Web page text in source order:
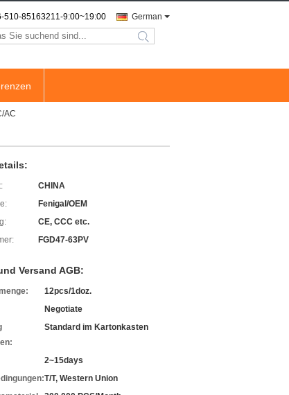
German
510-85163211-9:00~19:00
search
AC
CHINA
Fenigal/OEM
CE, CCC etc.
FGD47-63PV
Versand AGB:
12pcs/1doz.
Negotiate
Standard im Kartonkasten
2~15days
T/T, Western Union